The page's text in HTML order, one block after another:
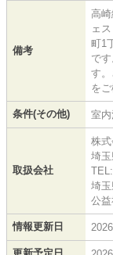
備考
高
ェ
町1
で
す
を
条件(その他) 室
取扱会社
株
埼
埼
公
情報更新日